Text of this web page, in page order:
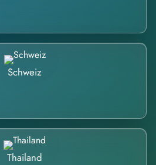
Schweiz
Thailand